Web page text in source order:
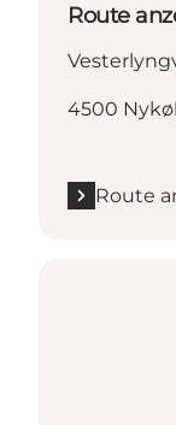
Route
4500
Route